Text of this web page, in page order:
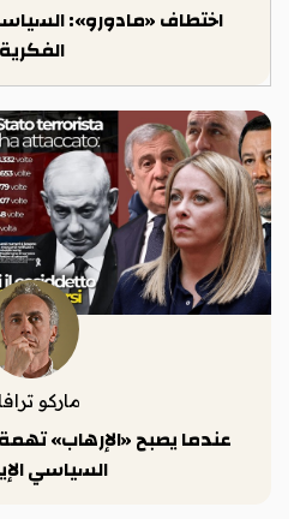
اختطاف «مادورو»:
الفكرية
ماركو
عندما يصبح «الإرهاب»
السياسي